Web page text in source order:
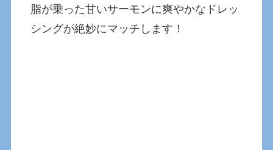
脂が乗った甘いサーモンに爽やかなドレッ
シングが絶妙にマッチします！